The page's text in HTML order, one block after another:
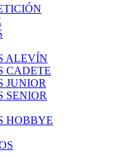
ALEVÍN
CADETE
JUNIOR
SENIOR
HOBBYE